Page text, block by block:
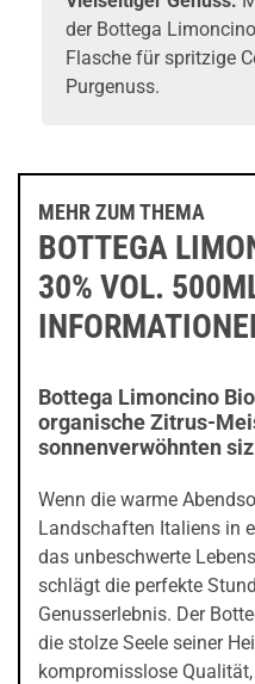
der Bottega
Flasche für spritzige
Purgenuss.
MEHR ZUM THEMA
BOTTEGA
30% VOL.
Bottega Limoncino
organische Zitrus-
sonnenverwöhnten
Wenn die warme
Landschaften Italiens in
das unbeschwerte
schlägt die perfekte
Genusserlebnis. Der
die stolze Seele seiner
kompromisslose